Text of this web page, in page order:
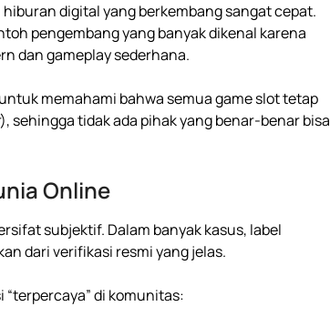
digital yang berkembang sangat cepat.
pengembang yang banyak dikenal karena
dan gameplay sederhana.
memahami bahwa semua game slot tetap
), sehingga tidak ada pihak yang benar-benar bisa
Online
subjektif. Dalam banyak kasus, label
dari verifikasi resmi yang jelas.
di komunitas: